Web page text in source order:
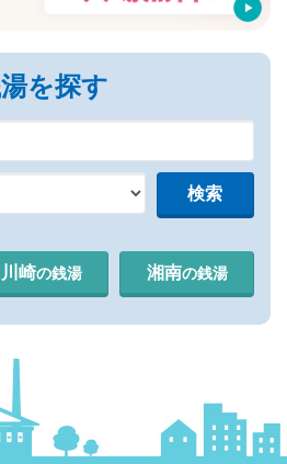
を探す
川崎の銭湯 湘南の銭湯